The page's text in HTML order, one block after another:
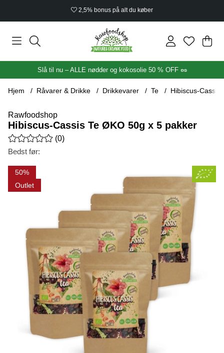
2,5% bonus på alt du køber
.
Slå til nu – ALLE nødder og kokosolie 50 % OFF 🥜
Hjem Råvarer & Drikke Drikkevarer Te Hibiscus-Cassis
Rawfoodshop
Hibiscus-Cassis Te ØKO 50g x 5 pakker
Gennemsnitlig vurdering 0 ud af 5 Antal vurderinger 0
(0)
Bedst før:
50
Outlet
Produktbilleder Hibiscus-Cassis Te ØKO 50g x 5 pakker